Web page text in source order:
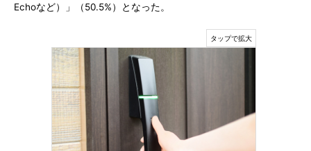
Echoなど）」（50.5%）となった。